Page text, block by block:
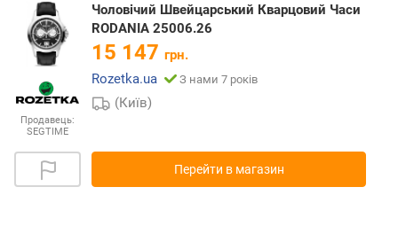
Продавець:
SEGTIME
Чоловічий Швейцарський Кварцовий Часи
RODANIA 25006.26
15 147 грн.
Rozetka.ua
З нами 7 років
(Київ)
Перейти в магазин